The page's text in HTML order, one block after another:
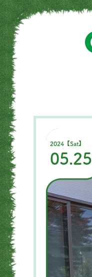
2024【Sat】
05.25